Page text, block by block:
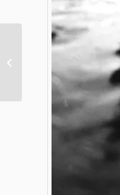
Una mirada al
mentoring a través de
la fotografía